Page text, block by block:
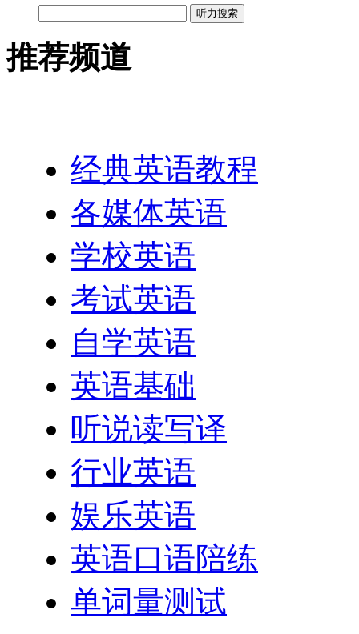
听力搜索
推荐频道
经典英语教程
各媒体英语
学校英语
考试英语
自学英语
英语基础
听说读写译
行业英语
娱乐英语
英语口语陪练
单词量测试